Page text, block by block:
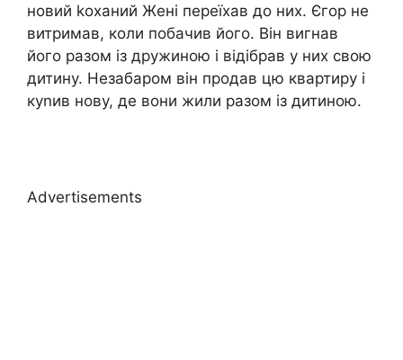
новий kоханий Жені переїхав до них. Єгор не
витримав, коли побачив його. Він вигнав
його разом із дружиною і відібрав у них свою
дитину. Незабаром він продав цю квартиру і
куnив нову, де вони жили разом із дитиною.
Advertisements